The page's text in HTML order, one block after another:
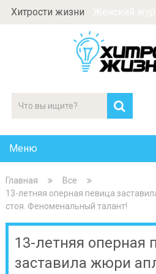
Хитрости жизни
Меню
Главная
Все
13-летняя оперная певица
стоя. Феноменальный талант!
13-летняя оперная
заставила жюри